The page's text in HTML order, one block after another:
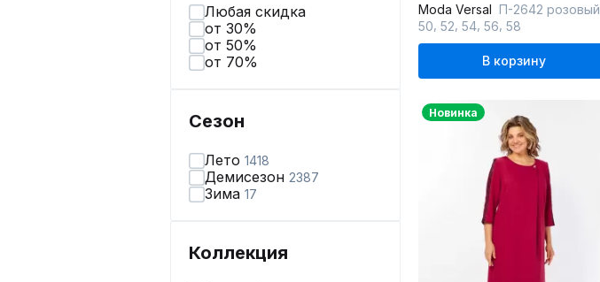
Любая скидка
от 30%
от 50%
от 70%
Сезон
Лето 1418
Демисезон 2387
Зима 17
Коллекция
Moda Versal П-2642 розовый
50 52 54 56 58
В корзину
Новинка